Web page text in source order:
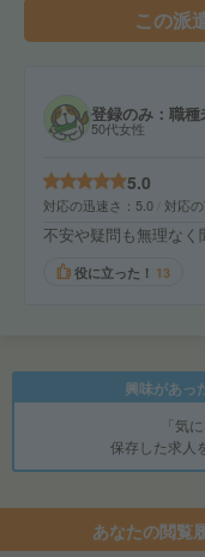
この派
登録のみ：職種
50代女性
5.0
対応の迅速さ 5.0 対応
不安や疑問も無理なく
役に立った！ 13
興味があっ
「気
保存した求人
あなたの閲覧